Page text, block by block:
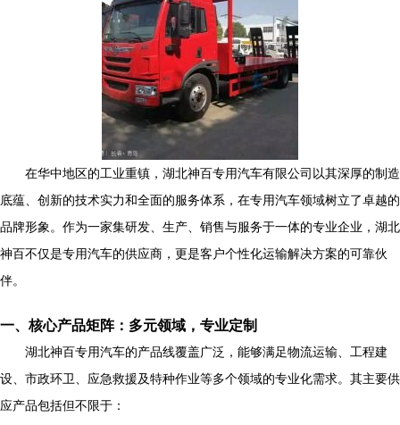
在华中地区的工业重镇，湖北神百专用汽车有限公司以其深厚的制造
底蕴、创新的技术实力和全面的服务体系，在专用汽车领域树立了卓越的
品牌形象。作为一家集研发、生产、销售与服务于一体的专业企业，湖北
神百不仅是专用汽车的供应商，更是客户个性化运输解决方案的可靠伙
伴。
一、核心产品矩阵：多元领域，专业定制
湖北神百专用汽车的产品线覆盖广泛，能够满足物流运输、工程建
设、市政环卫、应急救援及特种作业等多个领域的专业化需求。其主要供
应产品包括但不限于：